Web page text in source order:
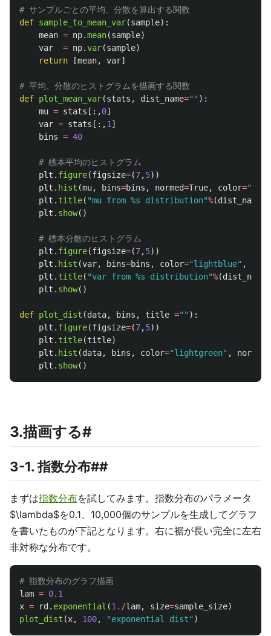
def sample_to_mean_var(sample):
mean = np.mean(sample)
var
= np.var(sample)
return
[mean, var]
def plot_mean_var(stats , dist_name="" ):
mu = stats [:,0]
var = stats [:,1 ]
bins = 40
plt . figure(figsize=(7,5))
plt . hist (mu, bins=bins , normed=True, color="
plt . title( "mu from %s distribution"%(dist_name
plt . show()
plt . figure(figsize=(7,5))
plt . hist (var, bins=bins , color="lightblue" ,
plt . title( "var from %s distribution"%(dist_name
plt . show()
def plot_dist (data, bins , title ="" ):
plt . figure(figsize=(7,5))
plt . title(title)
plt . hist (data, bins , color="lightgreen" , normed
plt . show()
3.描画する#
3-1. 指数分布##
まずは指数分布を試してみます。指数分布のパラメータ
$\lambda$を0.1、10,000個のサンプルを生成してグラフ
を書いたものが下記となります。右に裾が長い完全に左右
非対称な分布です。
lam = 0.1
x = rd . exponential (1. /lam, size=sample_size)
plot_dist (x, 100, "exponential dist" )